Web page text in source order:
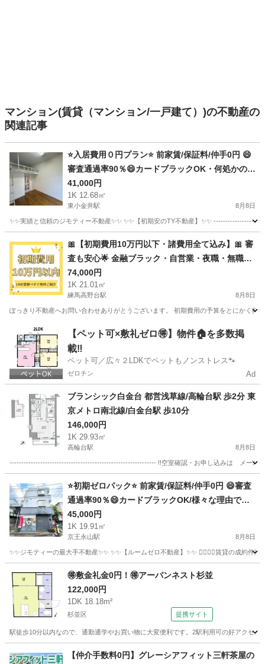
マンション(賃貸（マンション/一戸建て）)の不動産の
関連記事
⭐️入居費用０円プラン⭐️ 前家賃/保証料/仲手0円 😄
審査通過率90％😄カードブラックOK・何処かの保
証会社でトラブルOK・様々な理由で審査が難航し
ているお客様OK✨ ＪＲ中央本線 東小金井駅 徒歩
41,000円
1K 12.68㎡
東小金井駅 8月8日
✨✨実績と信頼のジモティー不動産✨✨ ✨✨【初期安のTY不動産】✨✨
東小金井駅 アパート 物件
🎀【初期費用10万円以下・諸費用全て込み】🎀 審
査も安心🌟 金融ブラック・自営業・夜職・無職ど
んな方でも審査OK🌟 LINE登録ですぐに物件をご
紹介します。西武池袋・豊島線 練馬高野台駅 徒歩
74,000円
1K 21.01㎡
練馬高野台駅 8月8日
ぽっきり不動産へお問い合わせありがとうございます。 初期費用の予算をとにかく
練馬区 練馬高野台駅 マンション 物件
【ペット可×敷礼ゼロ🉐】物件🏠を多数掲
載‼️
ペット可／広々２LDKでペットもノンストレス🐾
ゼロチン Ad
ブランシック白金台 都営浅草線/高輪台駅 歩2分 東
京メトロ南北線/白金台駅 歩10分
146,000円
1K 29.93㎡
高輪台駅 8月8日
-------------------------------------------------------------- !!空室確認・お申し込みは メール
高輪台駅 賃貸（マンション/一戸建て） 物件
⭐️初期ゼロパック⭐️ 前家賃/保証料/仲手0円 😄審査
通過率90％😄カードブラックOK/様々な理由で審
査が難航しているお客様OK✨ 京王相模原線 京王
永山 徒歩20分バス11分 バス停 貝取北センター 停
45,000円
1K 19.91㎡
京王永山駅 8月8日
✨✨ジモティーの最大手不動産✨✨ ✨✨【ルームゼロ不動産】✨✨ 🙇‍♂️🙇‍♂️賃貸の成約
京王永山駅 マンション 物件
🉐敷金礼金0円！🉐アーバンネスト杉並
122,000円
1DK 18.18m²
杉並区 提携サイト
駅徒歩10分以内なので、通勤通学やお買い物に大変便利です。2駅利用可の好アクセス
マンション
【仲介手数料0円】グレーシアフィット三軒茶屋の